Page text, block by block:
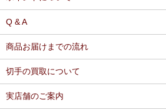
Q & A
商品お届けまでの流れ
切手の買取について
実店舗のご案内